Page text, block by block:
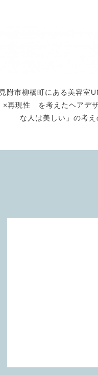
見附市柳橋町にある美容室
×再現性 を考えたヘアデ
な人は美しい」の考